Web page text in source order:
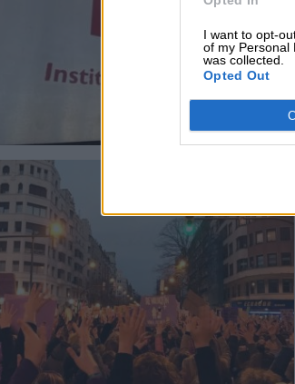
I want to opt-
of my Personal
was collected.
Opted Out